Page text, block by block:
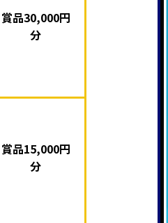
賞品30,000円
分
賞品15,000円
分